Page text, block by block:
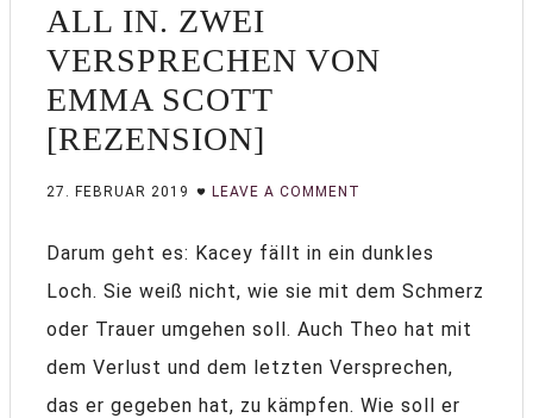
ALL IN. ZWEI
VERSPRECHEN VON
EMMA SCOTT
[REZENSION]
27. FEBRUAR 2019 LEAVE A COMMENT
Darum geht es: Kacey fällt in ein dunkles
Loch. Sie weiß nicht, wie sie mit dem Schmerz
oder Trauer umgehen soll. Auch Theo hat mit
dem Verlust und dem letzten Versprechen,
das er gegeben hat, zu kämpfen. Wie soll er